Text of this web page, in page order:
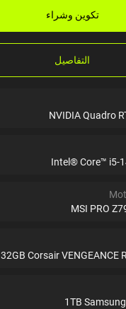
تكوين وشراء
التفاصيل
NVIDIA Quadro
Intel® Core™ i5-
MSI PRO
32GB Corsair VENGEANCE
1TB